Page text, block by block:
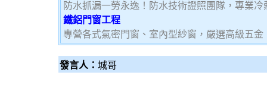
防水抓漏一勞永逸！防水技術證照團隊，專業
鐵鋁門窗工程
專營各式氣密門窗、室內型紗窗，嚴選高級五
發言人： 城哥